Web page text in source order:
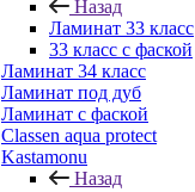
Назад
Ламинат 33 класс
33 класс с фаской
Ламинат 34 класс
Ламинат под дуб
Ламинат с фаской
Classen aqua protect
Kastamonu
Назад